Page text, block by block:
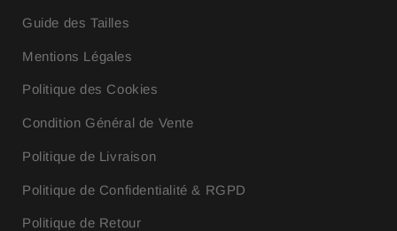
Guide des Tailles
Mentions Légales
Politique des Cookies
Condition Général de Vente
Politique de Livraison
Politique de Confidentialité & RGPD
Politique de Retour